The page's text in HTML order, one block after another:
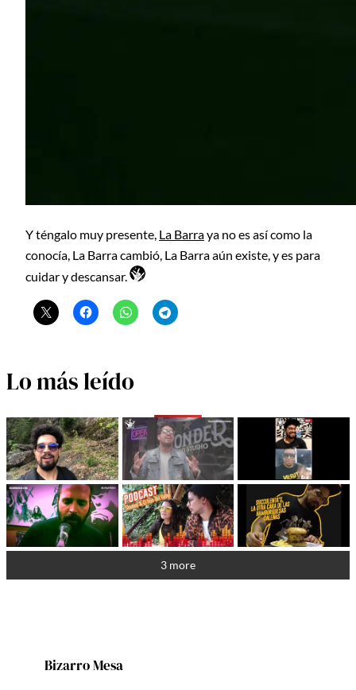
Y téngalo muy presente, La Barraya no es así como la
conocía, La Barra cambió, La Barra aún existe, y es para
cuidar y descansar.
Lo más leído
3 more
Bizarro Mesa